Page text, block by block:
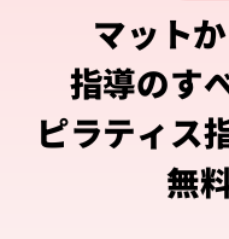
マット
指導のす
ピラティス
無